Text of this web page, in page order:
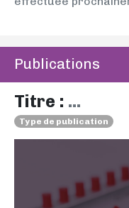
Publications
Titre : ...
Type de publication